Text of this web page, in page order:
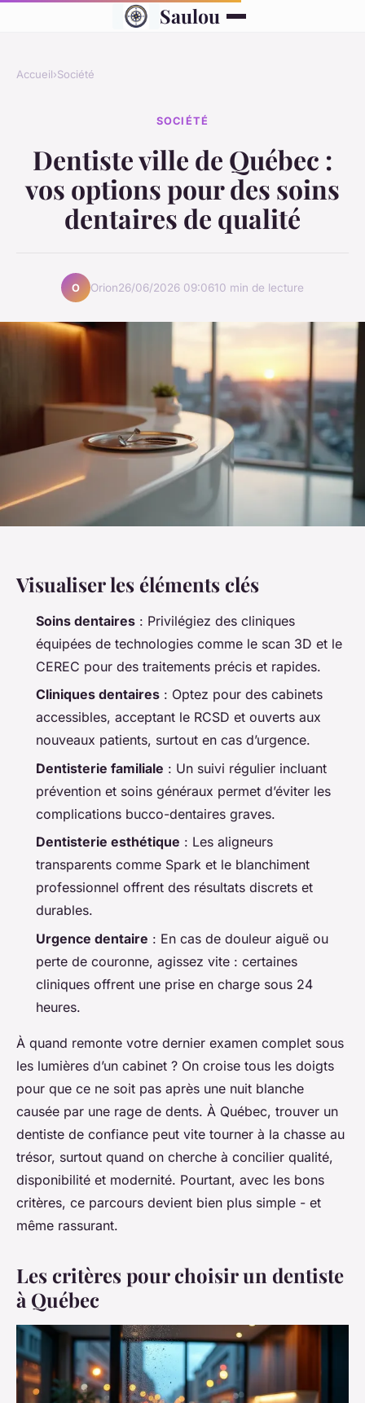
Saulou
Accueil›Société
SOCIÉTÉ
Dentiste ville de Québec :
vos options pour des soins
dentaires de qualité
O Orion26/06/2026 09:0610 min de lecture
Visualiser les éléments clés
Soins dentaires : Privilégiez des cliniques
équipées de technologies comme le scan 3D et le
CEREC pour des traitements précis et rapides.
Cliniques dentaires : Optez pour des cabinets
accessibles, acceptant le RCSD et ouverts aux
nouveaux patients, surtout en cas d’urgence.
Dentisterie familiale : Un suivi régulier incluant
prévention et soins généraux permet d’éviter les
complications bucco-dentaires graves.
Dentisterie esthétique : Les aligneurs
transparents comme Spark et le blanchiment
professionnel offrent des résultats discrets et
durables.
Urgence dentaire : En cas de douleur aiguë ou
perte de couronne, agissez vite : certaines
cliniques offrent une prise en charge sous 24
heures.
À quand remonte votre dernier examen complet sous
les lumières d’un cabinet ? On croise tous les doigts
pour que ce ne soit pas après une nuit blanche
causée par une rage de dents. À Québec, trouver un
dentiste de confiance peut vite tourner à la chasse au
trésor, surtout quand on cherche à concilier qualité,
disponibilité et modernité. Pourtant, avec les bons
critères, ce parcours devient bien plus simple - et
même rassurant.
Les critères pour choisir un dentiste
à Québec